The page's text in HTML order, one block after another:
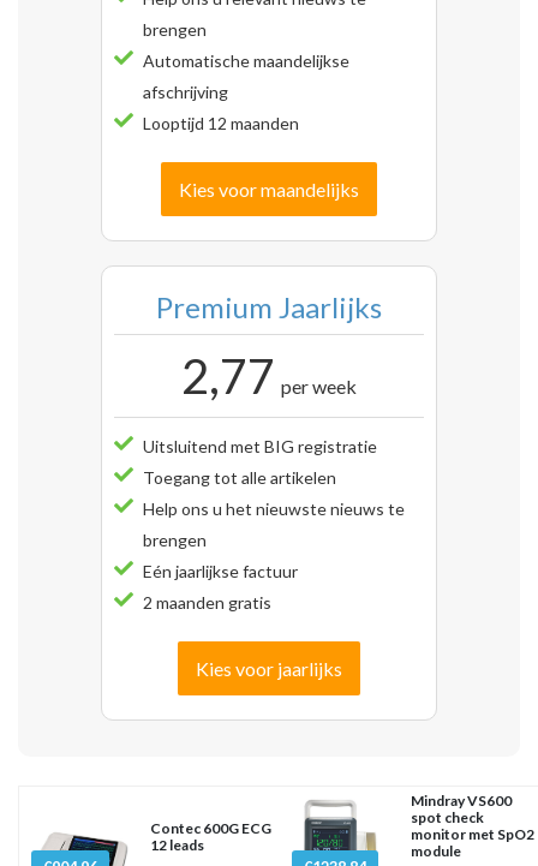
brengen
Automatische maandelijkse
afschrijving
Looptijd 12 maanden
Kies voor maandelijks
Premium Jaarlijks
2,77 per week
Uitsluitend met BIG registratie
Toegang tot alle artikelen
Help ons u het nieuwste nieuws te
brengen
Eén jaarlijkse factuur
2 maanden gratis
Kies voor jaarlijks
Contec 600G ECG
12 leads
Mindray VS600
spot check
monitor met SpO2
module